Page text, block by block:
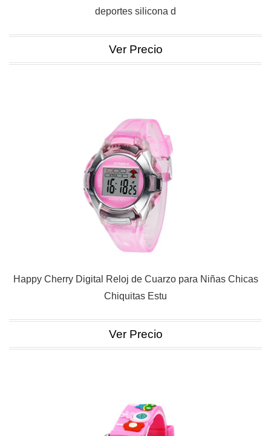
deportes silicona d
Ver Precio
Happy Cherry Digital Reloj de Cuarzo para Niñas Chicas
Chiquitas Estu
Ver Precio